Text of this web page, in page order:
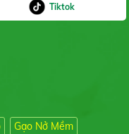
Tiktok
Gạo Nở Mềm